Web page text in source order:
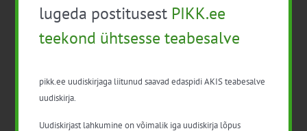
Käsiraamat „Erksad võrgustikud“ innovatsiooni
eestvedajatele
kuvandile ja nõustaja rollile
taimekaitsetöödel
lugeda postitusest PIKK.ee
teekond ühtsesse teabesalve
pikk.ee uudiskirjaga liitunud saavad edaspidi AKIS teabesalve
uudiskirja.
Uudiskirjast lahkumine on võimalik iga uudiskirja lõpus